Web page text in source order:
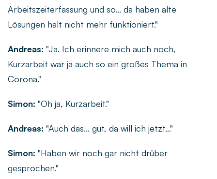
Arbeitszeiterfassung und so... da haben alte
Lösungen halt nicht mehr funktioniert."
Andreas: "Ja. Ich erinnere mich auch noch,
Kurzarbeit war ja auch so ein großes Thema in
Corona."
Simon: "Oh ja, Kurzarbeit."
Andreas: "Auch das... gut, da will ich jetzt..."
Simon: "Haben wir noch gar nicht drüber
gesprochen."